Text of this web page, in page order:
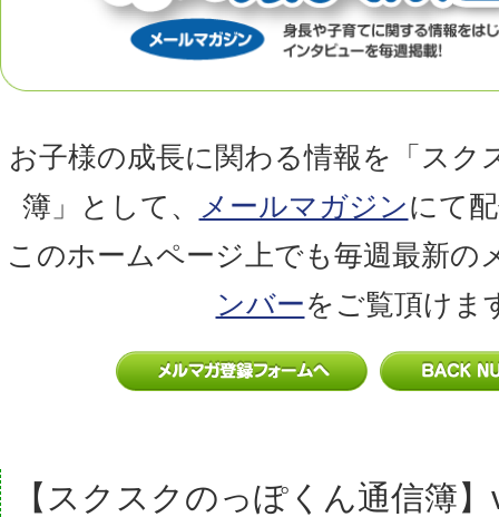
お子様の成長に関わる情報を「スク
簿」として、
メールマガジンにて
このホームページ上でも毎週最新の
ンバーをご覧頂けま
【スクスクのっぽくん通信簿